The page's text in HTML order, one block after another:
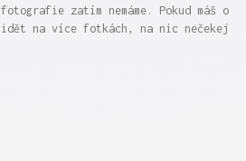
zatím nemáme. Pokud máš o
na více fotkách, na nic nečekej